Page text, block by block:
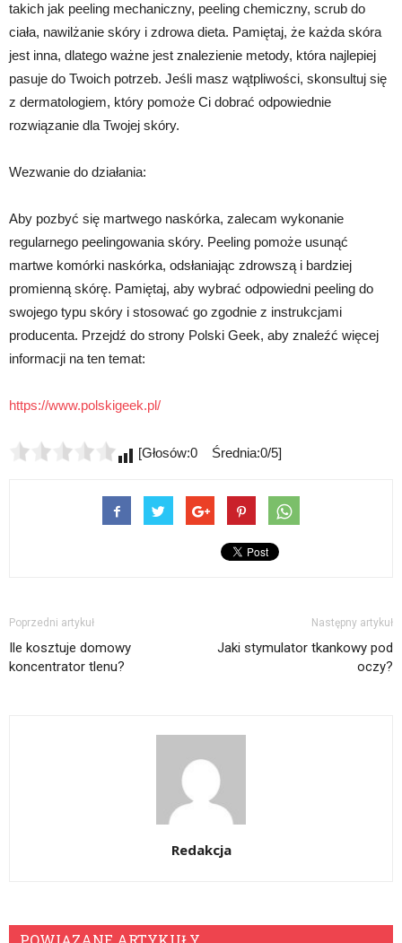
takich jak peeling mechaniczny, peeling chemiczny, scrub do
ciała, nawilżanie skóry i zdrowa dieta. Pamiętaj, że każda skóra
jest inna, dlatego ważne jest znalezienie metody, która najlepiej
pasuje do Twoich potrzeb. Jeśli masz wątpliwości, skonsultuj się
z dermatologiem, który pomoże Ci dobrać odpowiednie
rozwiązanie dla Twojej skóry.
Wezwanie do działania:
Aby pozbyć się martwego naskórka, zalecam wykonanie
regularnego peelingowania skóry. Peeling pomoże usunąć
martwe komórki naskórka, odsłaniając zdrowszą i bardziej
promienną skórę. Pamiętaj, aby wybrać odpowiedni peeling do
swojego typu skóry i stosować go zgodnie z instrukcjami
producenta. Przejdź do strony Polski Geek, aby znaleźć więcej
informacji na ten temat:
https://www.polskigeek.pl/
[Głosów:0 Średnia:0/5]
Poprzedni artykuł
Ile kosztuje domowy
koncentrator tlenu?
Następny artykuł
Jaki stymulator tkankowy pod
oczy?
Redakcja